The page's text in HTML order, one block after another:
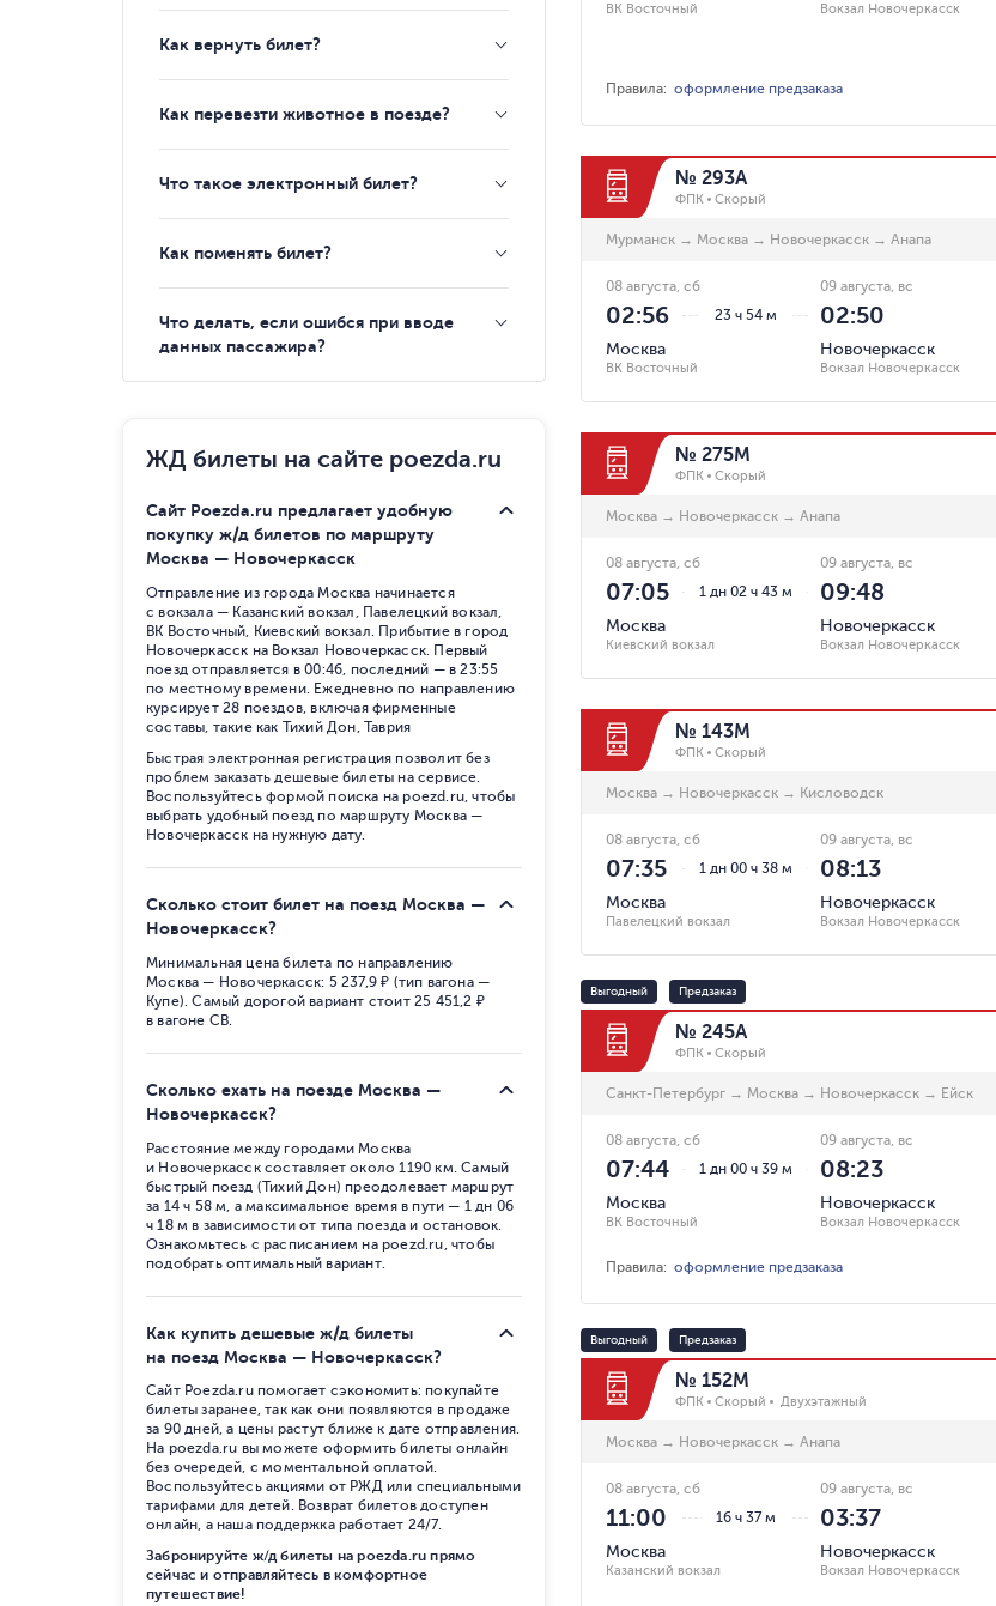
ВК Восточный Вокзал Новочеркасск
Правила:оформление предзаказа
№ 293А
ФПК Скорый
Мурманск → Москва → Новочеркасск → Анапа
23 ч 54 м
08 августа, сб
02:56
Москва
ВК Восточный
09 августа, вс
02:50
Новочеркасск
Вокзал Новочеркасск
№ 275М
ФПК Скорый
Москва → Новочеркасск → Анапа
1 дн 02 ч 43 м
08 августа, сб
07:05
Москва
Киевский вокзал
09 августа, вс
09:48
Новочеркасск
Вокзал Новочеркасск
№ 143М
ФПК Скорый
Москва → Новочеркасск → Кисловодск
1 дн 00 ч 38 м
08 августа, сб
07:35
Москва
Павелецкий вокзал
09 августа, вс
08:13
Новочеркасск
Вокзал Новочеркасск
Выгодный Предзаказ
№ 245А
ФПК Скорый
Санкт-Петербург → Москва → Новочеркасск → Ейск
1 дн 00 ч 39 м
08 августа, сб
07:44
Москва
ВК Восточный
09 августа, вс
08:23
Новочеркасск
Вокзал Новочеркасск
Правила:оформление предзаказа
Выгодный Предзаказ
№ 152М
ФПК Скорый Двухэтажный
Москва → Новочеркасск → Анапа
16 ч 37 м
08 августа, сб
11:00
Москва
Казанский вокзал
09 августа, вс
03:37
Новочеркасск
Вокзал Новочеркасск
Как вернуть билет?
Как перевезти животное в поезде?
Что такое электронный билет?
Как поменять билет?
Что делать, если ошибся при вводе
данных пассажира?
ЖД билеты на сайте poezda.ru
Сайт Poezda.ru предлагает удобную
покупку ж/д билетов по маршруту
Москва — Новочеркасск
Отправление из города Москва начинается
с вокзала — Казанский вокзал, Павелецкий вокзал,
ВК Восточный, Киевский вокзал. Прибытие в город
Новочеркасск на Вокзал Новочеркасск. Первый
поезд отправляется в 00:46, последний — в 23:55
по местному времени. Ежедневно по направлению
курсирует 28 поездов, включая фирменные
составы, такие как Тихий Дон, Таврия
Быстрая электронная регистрация позволит без
проблем заказать дешевые билеты на сервисе.
Воспользуйтесь формой поиска на poezd.ru, чтобы
выбрать удобный поезд по маршруту Москва —
Новочеркасск на нужную дату.
Сколько стоит билет на поезд Москва —
Новочеркасск?
Минимальная цена билета по направлению
Москва — Новочеркасск: 5 237,9 ₽ (тип вагона —
Купе). Самый дорогой вариант стоит 25 451,2 ₽
в вагоне СВ.
Сколько ехать на поезде Москва —
Новочеркасск?
Расстояние между городами Москва
и Новочеркасск составляет около 1190 км. Самый
быстрый поезд (Тихий Дон) преодолевает маршрут
за 14 ч 58 м, а максимальное время в пути — 1 дн 06
ч 18 м в зависимости от типа поезда и остановок.
Ознакомьтесь с расписанием на poezd.ru, чтобы
подобрать оптимальный вариант.
Как купить дешевые ж/д билеты
на поезд Москва — Новочеркасск?
Сайт Poezda.ru помогает сэкономить: покупайте
билеты заранее, так как они появляются в продаже
за 90 дней, а цены растут ближе к дате отправления.
На poezda.ru вы можете оформить билеты онлайн
без очередей, с моментальной оплатой.
Воспользуйтесь акциями от РЖД или специальными
тарифами для детей. Возврат билетов доступен
онлайн, а наша поддержка работает 24/7.
Забронируйте ж/д билеты на poezda.ru прямо
сейчас и отправляйтесь в комфортное
путешествие!